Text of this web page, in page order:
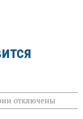
к
записи
отключены